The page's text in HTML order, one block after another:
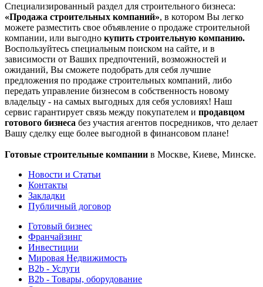
Специализированный раздел для строительного бизнеса:
«Продажа строительных компаний», в котором Вы легко
можете разместить свое объявление о продаже строительной
компании, или выгодно купить строительную компанию.
Воспользуйтесь специальным поиском на сайте, и в
зависимости от Ваших предпочтений, возможностей и
ожиданий, Вы сможете подобрать для себя лучшие
предложения по продаже строительных компаний, либо
передать управление бизнесом в собственность новому
владельцу - на самых выгодных для себя условиях! Наш
сервис гарантирует связь между покупателем и продавцом
готового бизнеса без участия агентов посредников, что делает
Вашу сделку еще более выгодной в финансовом плане!
Готовые строительные компании в Москве, Киеве, Минске.
Новости и Статьи
Контакты
Закладки
Публичный договор
Готовый бизнес
Франчайзинг
Инвестиции
Мировая Недвижимость
B2b - Услуги
B2b - Товары, оборудование